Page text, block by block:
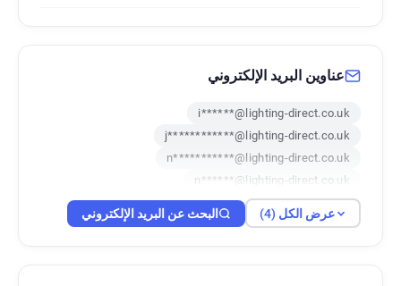
عناوين البريد الإلكتروني
i******@lighting-direct.co.uk
j************@lighting-direct.co.uk
n***********@lighting-direct.co.uk
n******@lighting-direct.co.uk
عرض الكل (4) البحث عن البريد الإلكتروني